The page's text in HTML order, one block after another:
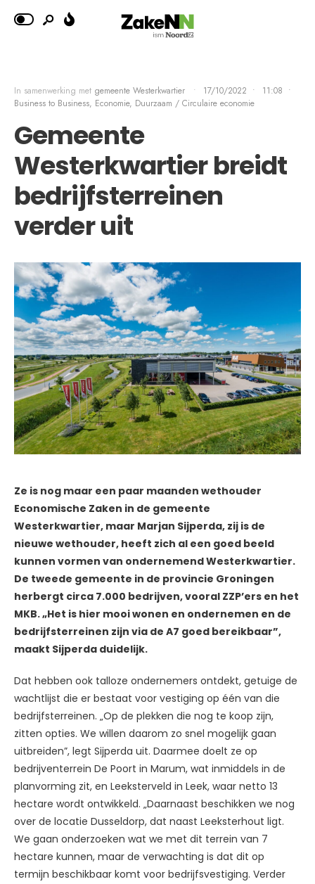
In samenwerking met gemeente Westerkwartier • 17/10/2022 • 11:08 •
Business to Business, Economie, Duurzaam / Circulaire economie
Gemeente
Westerkwartier breidt
bedrijfsterreinen
verder uit
Ze is nog maar een paar maanden wethouder
Economische Zaken in de gemeente
Westerkwartier, maar Marjan Sijperda, zij is de
nieuwe wethouder, heeft zich al een goed beeld
kunnen vormen van ondernemend Westerkwartier.
De tweede gemeente in de provincie Groningen
herbergt circa 7.000 bedrijven, vooral ZZP’ers en het
MKB. „Het is hier mooi wonen en ondernemen en de
bedrijfsterreinen zijn via de A7 goed bereikbaar”,
maakt Sijperda duidelijk.
Dat hebben ook talloze ondernemers ontdekt, getuige de
wachtlijst die er bestaat voor vestiging op één van die
bedrijfsterreinen. „Op de plekken die nog te koop zijn,
zitten opties. We willen daarom zo snel mogelijk gaan
uitbreiden”, legt Sijperda uit. Daarmee doelt ze op
bedrijventerrein De Poort in Marum, wat inmiddels in de
planvorming zit, en Leeksterveld in Leek, waar netto 13
hectare wordt ontwikkeld. „Daarnaast beschikken we nog
over de locatie Dusseldorp, dat naast Leeksterhout ligt.
We gaan onderzoeken wat we met dit terrein van 7
hectare kunnen, maar de verwachting is dat dit op
termijn beschikbaar komt voor bedrijfsvestiging. Verder